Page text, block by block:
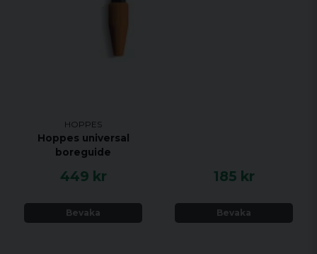
HOPPES
Hoppes universal
boreguide
449 kr
Bevaka
185 kr
Bevaka